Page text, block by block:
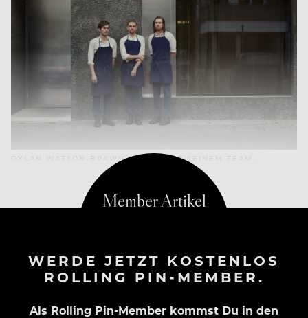
DYLAN WATSON-BRAWN (LINKS) MIT SEINEM TEAM.
WERDE JETZT KOSTENLOS
ROLLING PIN-MEMBER.
Als Rolling Pin-Member kommst Du in den